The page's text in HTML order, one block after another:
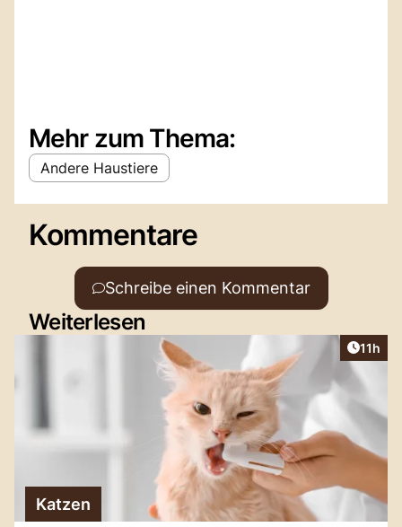
Mehr zum Thema:
Andere Haustiere
Kommentare
Schreibe einen Kommentar
Weiterlesen
11h
Katzen